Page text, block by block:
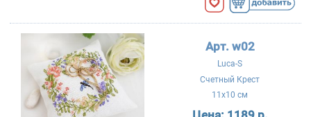
Арт. w02
Luca-S
Счетный Крест
11x10 см